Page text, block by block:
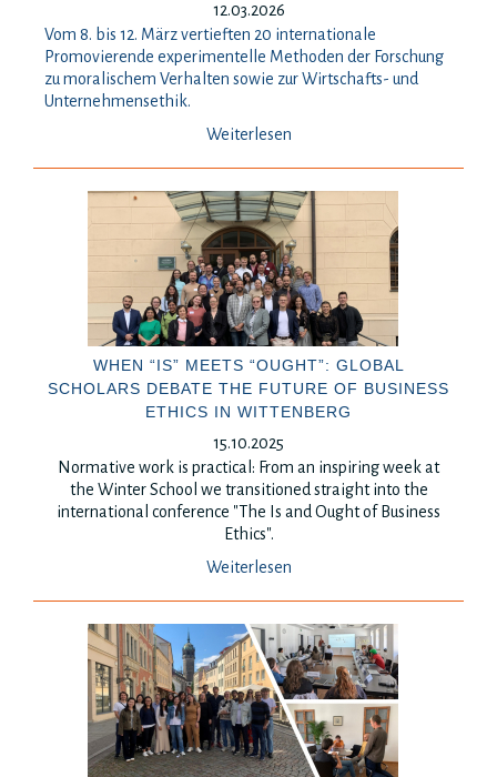
12.03.2026
Vom 8. bis 12. März vertieften 20 internationale
Promovierende experimentelle Methoden der Forschung
zu moralischem Verhalten sowie zur Wirtschafts- und
Unternehmensethik.
Weiterlesen
WHEN “IS” MEETS “OUGHT”: GLOBAL
SCHOLARS DEBATE THE FUTURE OF BUSINESS
ETHICS IN WITTENBERG
15.10.2025
Normative work is practical: From an inspiring week at
the Winter School we transitioned straight into the
international conference "The Is and Ought of Business
Ethics".
Weiterlesen